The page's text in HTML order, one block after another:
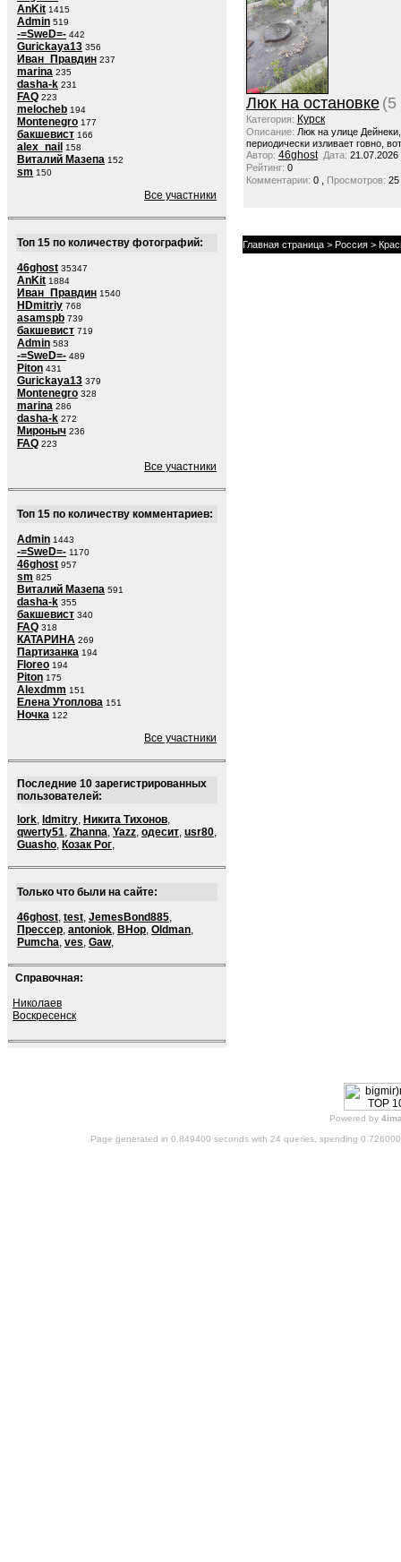
AnKit 1415
Admin 519
-=SweD=- 442
Gurickaya13 356
Иван_Правдин 237
marina 235
dasha-k 231
FAQ 223
melocheb 194
Montenegro 177
бакшевист 166
alex_nail 158
Виталий Мазепа 152
sm 150
Все участники
Топ 15 по количеству фотографий:
46ghost 35347
AnKit 1884
Иван_Правдин 1540
HDmitriy 768
asamspb 739
бакшевист 719
Admin 583
-=SweD=- 489
Piton 431
Gurickaya13 379
Montenegro 328
marina 286
dasha-k 272
Мироныч 236
FAQ 223
Все участники
Топ 15 по количеству комментариев:
Admin 1443
-=SweD=- 1170
46ghost 957
sm 825
Виталий Мазепа 591
dasha-k 355
бакшевист 340
FAQ 318
КАТАРИНА 269
Партизанка 194
Floreo 194
Piton 175
Alexdmm 151
Елена Утоплова 151
Ночка 122
Все участники
Последние 10 зарегистрированных
пользователей:
lork, ldmitry, Никита Тихонов,
qwerty51, Zhanna, Yazz, одесит, usr80,
Guasho, Козак Рог,
Только что были на сайте:
46ghost, test, JemesBond885,
Прессер, antoniok, BHop, Oldman,
Pumcha, ves, Gaw,
Справочная:
Николаев
Воскресенск
Люк на остановке (5
Категория: Курск
Описание: Люк на улице
периодически изливает говно,
Автор: 46ghost Дата: 21.07.2026
Рейтинг: 0
Комментарии: 0 , Просмотров: 25
Главная страница > Россия >
Powered by
Page generated in 0.849400 seconds with 24 queries, spending